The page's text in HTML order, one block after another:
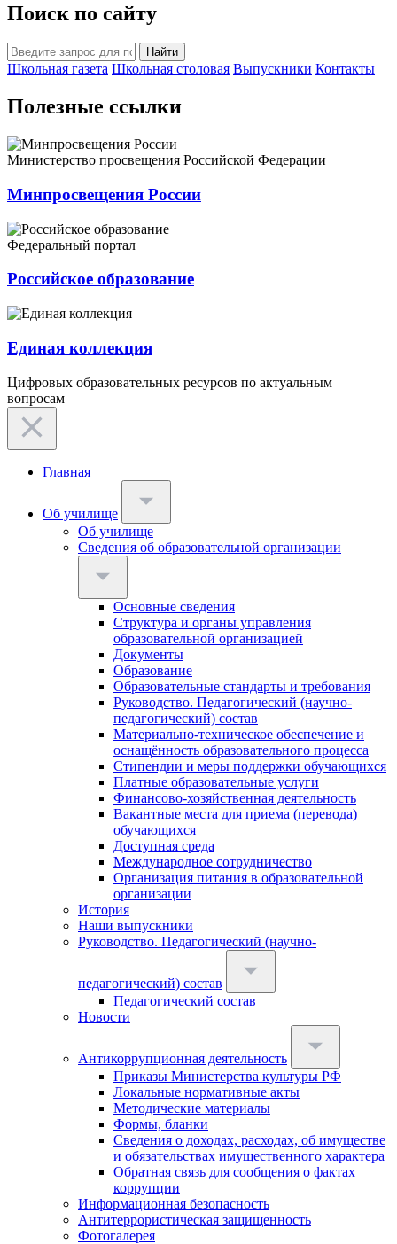
Поиск по сайту
Найти
Школьная газета Школьная столовая Выпускники Контакты
Полезные ссылки
Министерство просвещения Российской Федерации
Минпросвещения России
Федеральный портал
Российское образование
Единая коллекция
Цифровых образовательных ресурсов по актуальным
вопросам
Главная
Об училище
Об училище
Сведения об образовательной организации
Основные сведения
Структура и органы управления
образовательной организацией
Документы
Образование
Образовательные стандарты и требования
Руководство. Педагогический (научно-
педагогический) состав
Материально-техническое обеспечение и
оснащённость образовательного процесса
Стипендии и меры поддержки обучающихся
Платные образовательные услуги
Финансово-хозяйственная деятельность
Вакантные места для приема (перевода)
обучающихся
Доступная среда
Международное сотрудничество
Организация питания в образовательной
организации
История
Наши выпускники
Руководство. Педагогический (научно-
педагогический) состав
Педагогический состав
Новости
Антикоррупционная деятельность
Приказы Министерства культуры РФ
Локальные нормативные акты
Методические материалы
Формы, бланки
Сведения о доходах, расходах, об имуществе
и обязательствах имущественного характера
Обратная связь для сообщения о фактах
коррупции
Информационная безопасность
Антитеррористическая защищенность
Фотогалерея